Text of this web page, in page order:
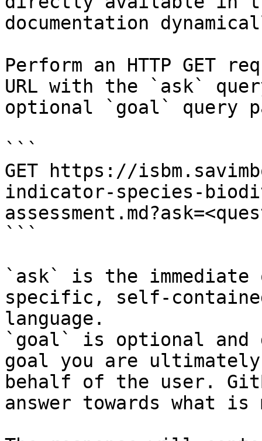
documentation
Perform an HTTP GET
URL with the `ask`
optional `goal` query
```
GET https://
indicator-species-
```
`ask` is the
specific, self-
language.
`goal` is optional and
goal you are
behalf of the user.
answer towards what